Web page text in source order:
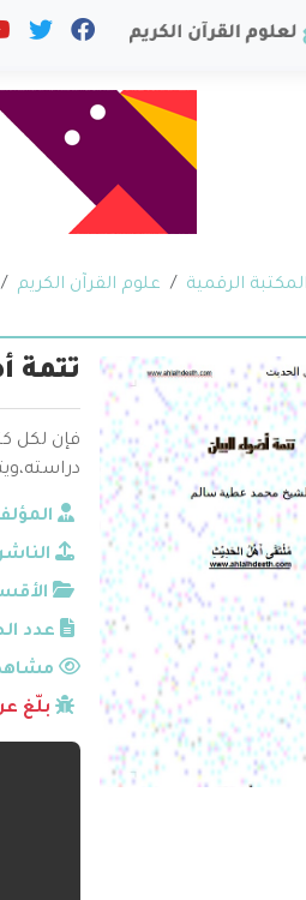
المكتبة الرقمية علوم القرآن الكريم
تتمة
فإن لكل
عدد
بلّغ